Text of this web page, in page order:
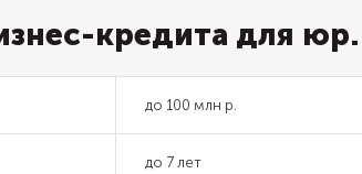
кредита для
до 100 млн р.
до 7 лет